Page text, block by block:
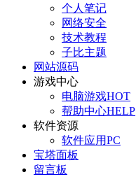
个人笔记
网络安全
技术教程
子比主题
网站源码
游戏中心
电脑游戏HOT
帮助中心HELP
软件资源
软件应用PC
宝塔面板
留言板